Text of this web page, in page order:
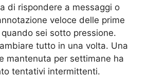
di rispondere a messaggi o
veloce delle prime
sei sotto pressione.
tutto in una volta. Una
mantenuta per settimane ha
tentativi intermittenti.